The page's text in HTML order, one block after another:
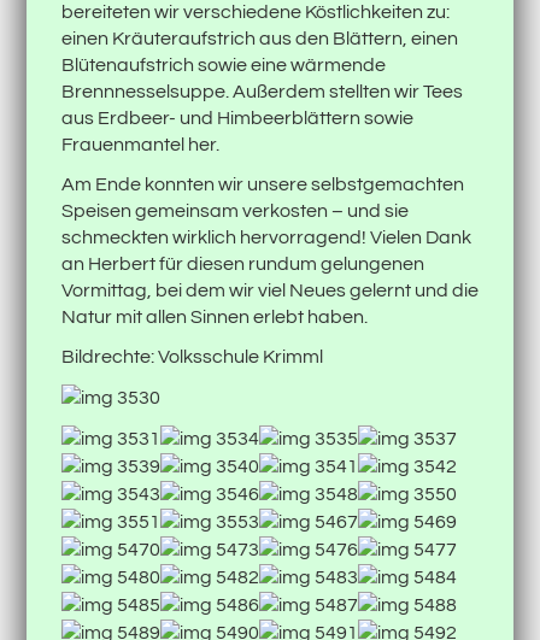
bereiteten wir verschiedene Köstlichkeiten zu:
einen Kräuteraufstrich aus den Blättern, einen
Blütenaufstrich sowie eine wärmende
Brennnesselsuppe. Außerdem stellten wir Tees
aus Erdbeer- und Himbeerblättern sowie
Frauenmantel her.
Am Ende konnten wir unsere selbstgemachten
Speisen gemeinsam verkosten – und sie
schmeckten wirklich hervorragend! Vielen Dank
an Herbert für diesen rundum gelungenen
Vormittag, bei dem wir viel Neues gelernt und die
Natur mit allen Sinnen erlebt haben.
Bildrechte: Volksschule Krimml